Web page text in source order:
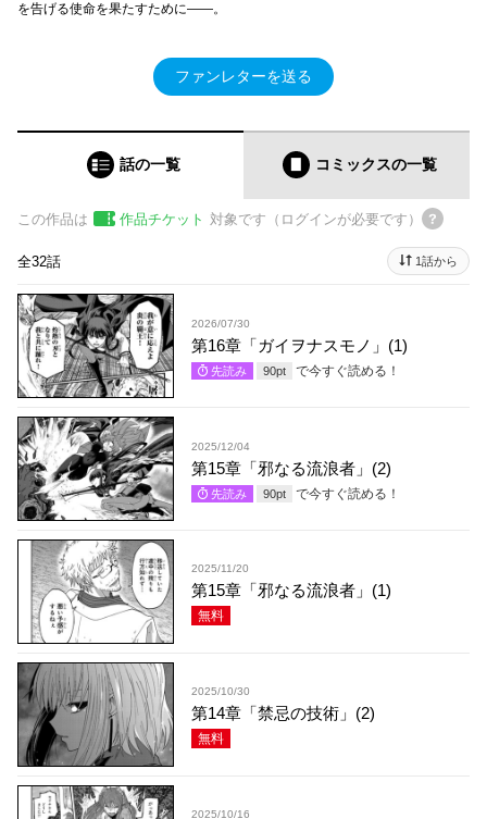
を告げる使命を果たすために――。
ファンレターを送る
話の一覧 コミックスの一覧
この作品は 作品チケット 対象です（ログインが必要です）
全32話 1話から
2026/07/30
第16章「ガイヲナスモノ」(1)
先読み 90pt で今すぐ読める！
2025/12/04
第15章「邪なる流浪者」(2)
先読み 90pt で今すぐ読める！
2025/11/20
第15章「邪なる流浪者」(1)
無料
2025/10/30
第14章「禁忌の技術」(2)
無料
2025/10/16